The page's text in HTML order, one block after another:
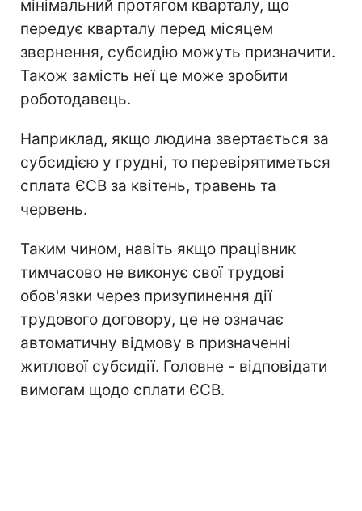
мінімальний протягом кварталу, що
передує кварталу перед місяцем
звернення, субсидію можуть призначити.
Також замість неї це може зробити
роботодавець.
Наприклад, якщо людина звертається за
субсидією у грудні, то перевірятиметься
сплата ЄСВ за квітень, травень та
червень.
Таким чином, навіть якщо працівник
тимчасово не виконує свої трудові
обов'язки через призупинення дії
трудового договору, це не означає
автоматичну відмову в призначенні
житлової субсидії. Головне - відповідати
вимогам щодо сплати ЄСВ.